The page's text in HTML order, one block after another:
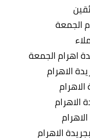
الجمعة
اهرام الجمعة
الاهرام
الاهرام
الاهرام